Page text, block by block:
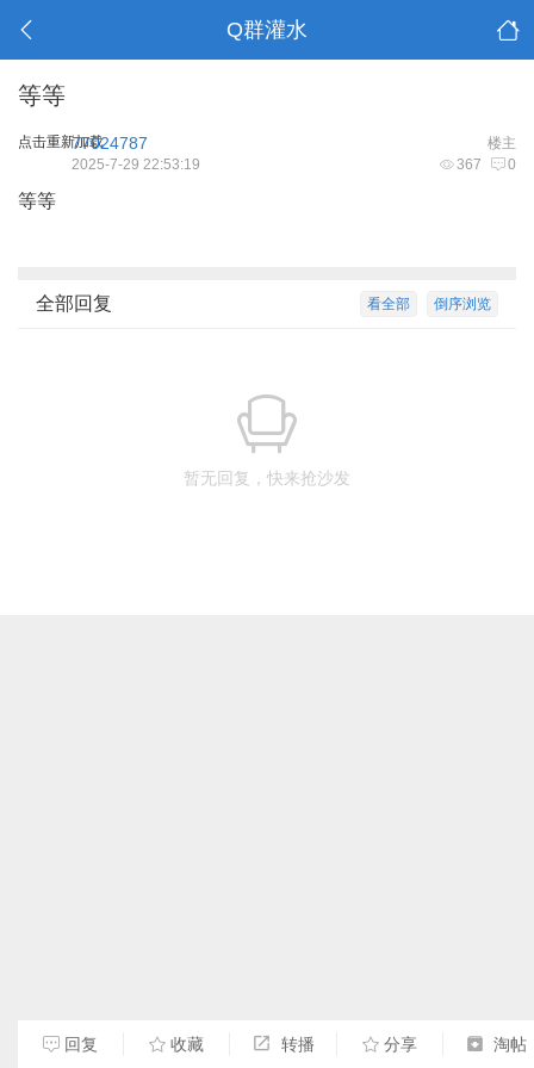
Q群灌水
等等
点击重新加载 楼主
77024787
367 0
2025-7-29 22:53:19
等等
倒序浏览
看全部
全部回复
暂无回复，快来抢沙发
回复 收藏 转播 分享 淘帖